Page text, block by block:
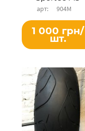
904М
1 000 грн/
шт.